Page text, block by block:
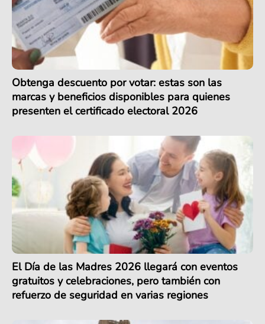
Obtenga descuento por votar: estas son las
marcas y beneficios disponibles para quienes
presenten el certificado electoral 2026
El Día de las Madres 2026 llegará con eventos
gratuitos y celebraciones, pero también con
refuerzo de seguridad en varias regiones